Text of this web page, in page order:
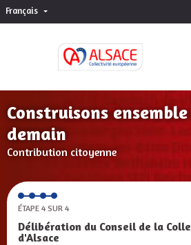
Français Choisir la langue
Construisons
demain
Contribution citoyenne
ÉTAPE 4 SUR 4
Délibération du Conseil de la
d'Alsace